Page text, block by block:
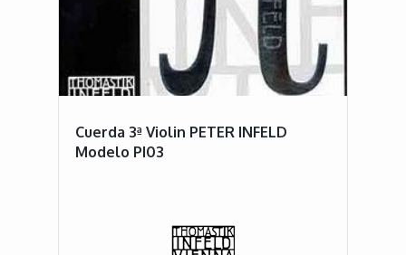
Cuerda 3ª Violin PETER INFELD
Modelo PI03